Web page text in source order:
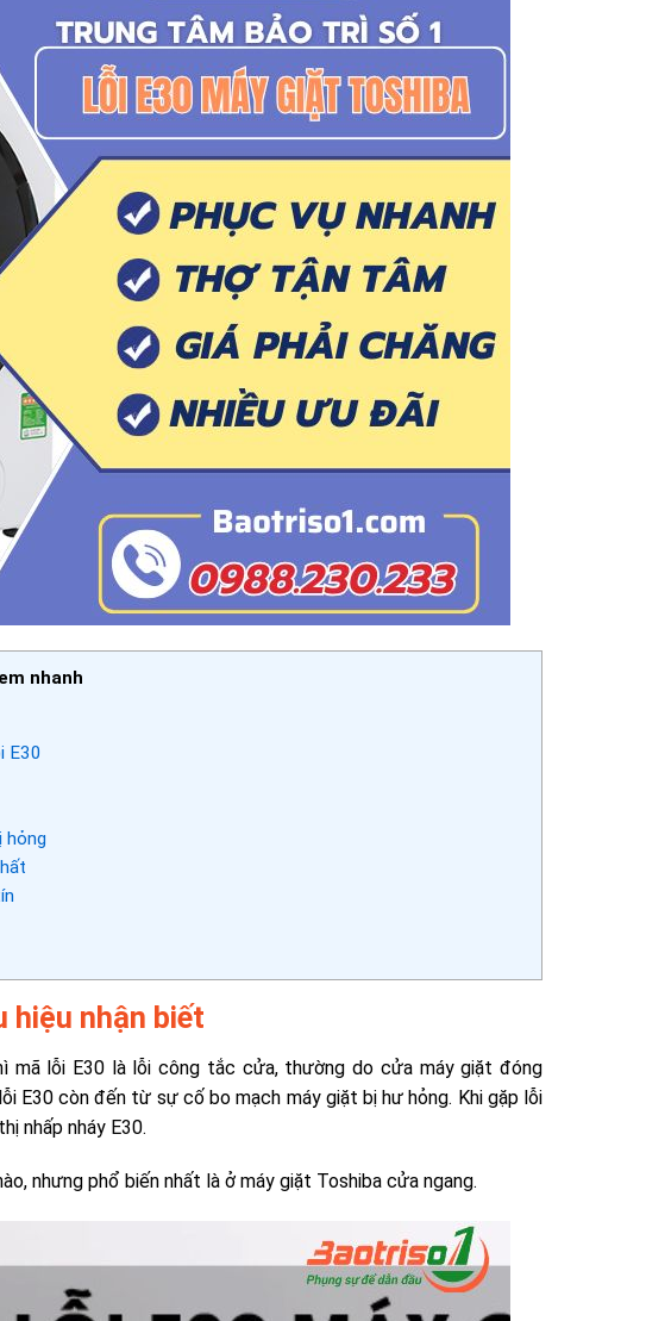
nhanh
E30
hỏng
hiệu nhận biết
mã lỗi E30 là lỗi công tắc cửa, thường do cửa máy giặt đóng
E30 còn đến từ sự cố bo mạch máy giặt bị hư hỏng. Khi gặp lỗi
nhấp nháy E30.
nhưng phổ biến nhất là ở máy giặt Toshiba cửa ngang.